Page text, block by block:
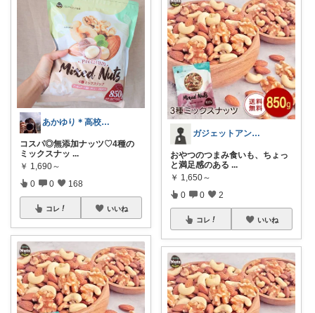
あかゆり＊高校娘と2人＊朝コレ
コスパ◎無添加ナッツ♡ 4種の
ミックスナッ ...
￥ 1,690～
0 0 168
コレ いいね
ガジェットアンテナ｜時短家電と便利グッズ
おやつのつまみ食いも、ちょっ
と満足感のある ...
￥ 1,650～
0 0 2
コレ いいね